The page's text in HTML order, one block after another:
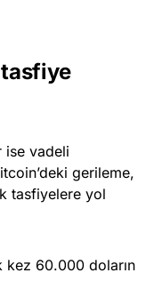
tasfiye
ise vadeli
gerileme,
tasfiyelere yol
60.000 doların